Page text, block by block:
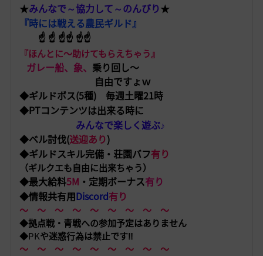
★みんなで～協力して～のんびり★
『時には戦える農民ギルド』
☝️ ☝️ ☝️☝️ ☝️☝️
『ほんとに〜助けてもらえちゃう』
ガレー船、象、 乗り回し〜
自由ですょｗ
◆ギルドボス(5種)毎週土曜21時
◆PTコンテンツは出来る時に
みんなで楽しく遊ぶ♪
◆ベル討伐(送迎あり)
◆ギルドスキル完備・荘園バフ有り
（ギルクエも自由に出来ちゃう）
◆最大給料5M ・定期ボーナス有り
◆情報共有用Discord有り
〜 〜 〜 〜 〜 〜 〜 〜 〜
◆拠点戦・青戦への参加予定はありません
◆PKや迷惑行為は禁止です‼️
〜 〜 〜 〜 〜 〜 〜 〜 〜